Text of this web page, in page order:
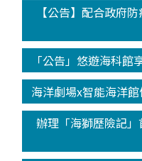
【公告】配合政府
「公告」悠遊海科
海洋劇場x智能海洋
辦理「海獅歷險記